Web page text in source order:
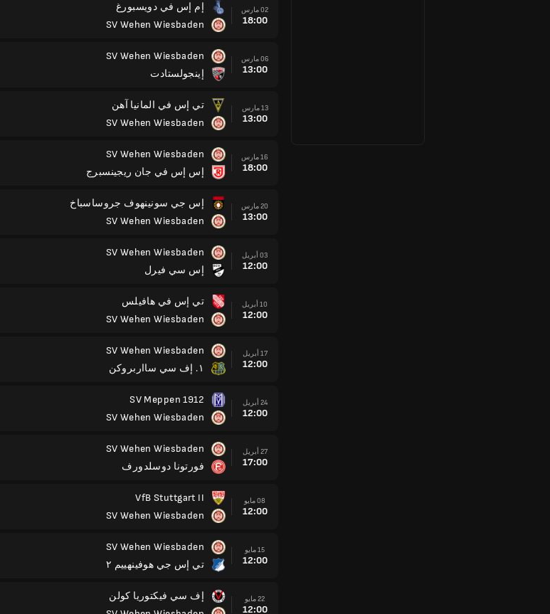
02 مارس
18:00
إم إس في دويسبورغ
SV Wehen Wiesbaden
06 مارس
13:00
SV Wehen Wiesbaden
إينجولستادت
13 مارس
13:00
تي إس في المانيا آهن
SV Wehen Wiesbaden
16 مارس
18:00
SV Wehen Wiesbaden
إس إس في جان ريجينسبرج
20 مارس
13:00
إس جي سونينهوف جروساسباخ
SV Wehen Wiesbaden
03 أبريل
12:00
SV Wehen Wiesbaden
إس سي فيرل
10 أبريل
12:00
تي إس في هافيلس
SV Wehen Wiesbaden
17 أبريل
12:00
SV Wehen Wiesbaden
١. إف سي سااربروكن
24 أبريل
12:00
SV Meppen 1912
SV Wehen Wiesbaden
27 أبريل
17:00
SV Wehen Wiesbaden
فورتونا دوسلدورف
08 مايو
12:00
VfB Stuttgart II
SV Wehen Wiesbaden
15 مايو
12:00
SV Wehen Wiesbaden
تي إس جي هوفينهييم ٢
22 مايو
12:00
إف سي فيكتوريا كولن